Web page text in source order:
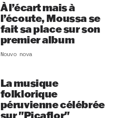
À l’écart mais à
l’écoute, Moussa se
fait sa place sur son
premier album
Nouvo nova
La musique
folklorique
péruvienne célébrée
sur "Picaflor"